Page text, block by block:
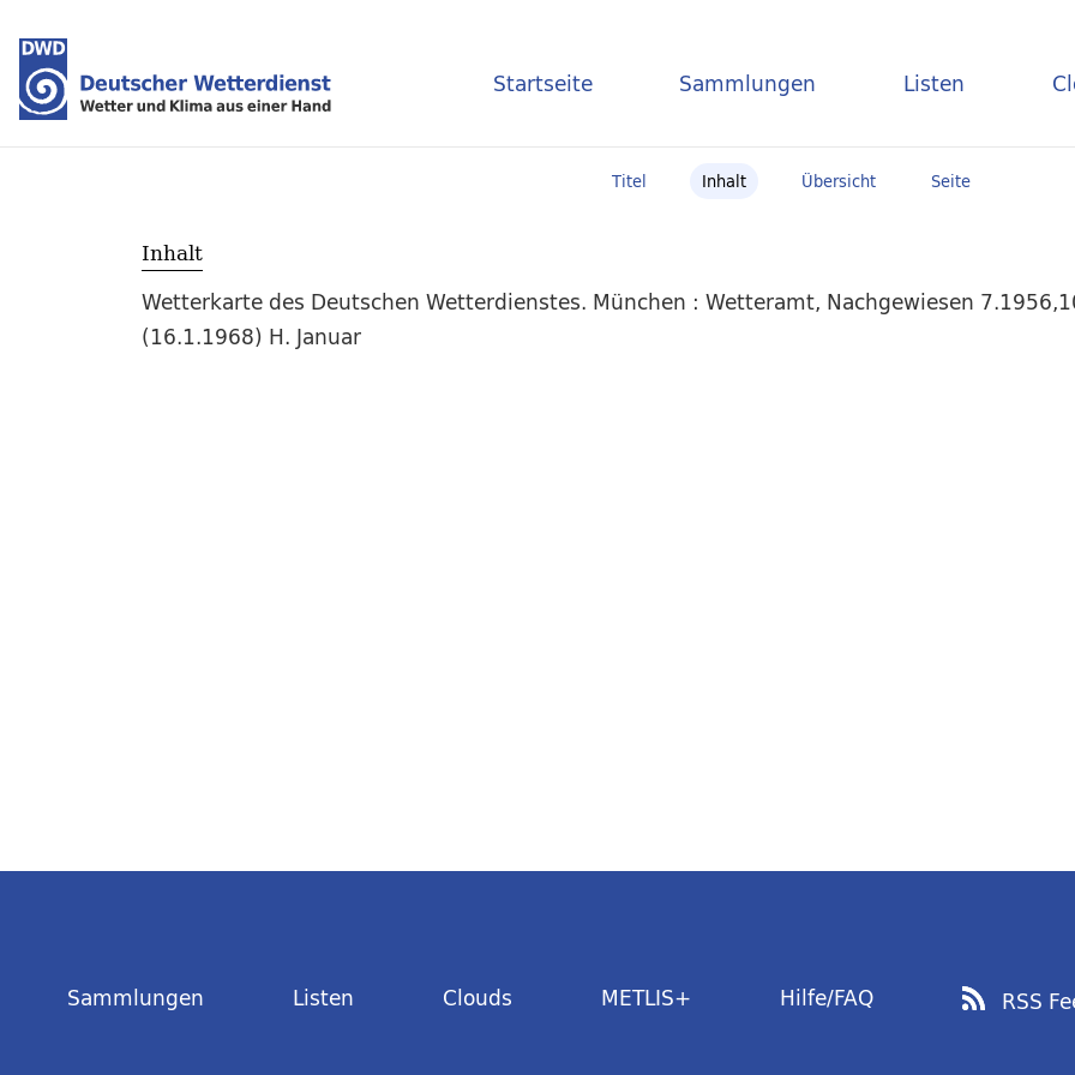
Startseite Sammlungen Listen
Titel Inhalt Übersicht Seite
Inhalt
Wetterkarte des Deutschen Wetterdienstes. München : Wetteramt, Nachgewiesen
(16.1.1968) H. Januar
Sammlungen Listen Clouds METLIS+ Hilfe/FAQ RSS